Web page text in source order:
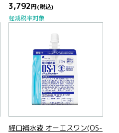
3,792円(税込)
軽減税率対象
経口補水液 オーエスワン(OS-